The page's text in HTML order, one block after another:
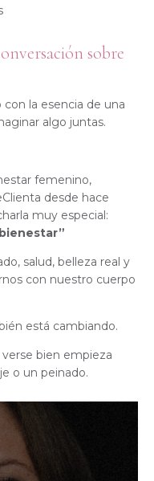
sobre
la esencia de una
algo juntas.
femenino,
desde hace
muy especial:
salud, belleza real y
con nuestro cuerpo
está cambiando.
bien empieza
o un peinado.